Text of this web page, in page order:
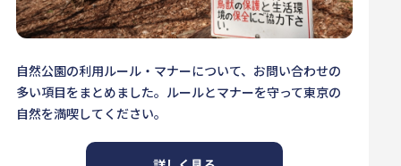
自然公園の利用ルール・マナーについて、お問い合わせの
多い項目をまとめました。ルールとマナーを守って東京の
自然を満喫してください。